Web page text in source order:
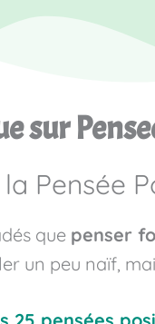
sur
Pensée
que penser
un peu naïf,